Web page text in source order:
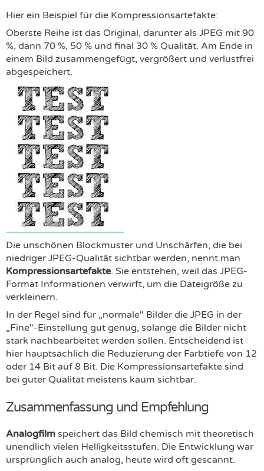
Hier ein Beispiel für die Kompressionsartefakte:
Oberste Reihe ist das Original, darunter als JPEG mit 90
%, dann 70 %, 50 % und final 30 % Qualität. Am Ende in
einem Bild zusammengefügt, vergrößert und verlustfrei
abgespeichert.
Die unschönen Blockmuster und Unschärfen, die bei
niedriger JPEG-Qualität sichtbar werden, nennt man
Kompressionsartefakte. Sie entstehen, weil das JPEG-
Format Informationen verwirft, um die Dateigröße zu
verkleinern.
In der Regel sind für „normale" Bilder die JPEG in der
„Fine"-Einstellung gut genug, solange die Bilder nicht
stark nachbearbeitet werden sollen. Entscheidend ist
hier hauptsächlich die Reduzierung der Farbtiefe von 12
oder 14 Bit auf 8 Bit. Die Kompressionsartefakte sind
bei guter Qualität meistens kaum sichtbar.
Zusammenfassung und Empfehlung
Analogfilm speichert das Bild chemisch mit theoretisch
unendlich vielen Helligkeitsstufen. Die Entwicklung war
ursprünglich auch analog, heute wird oft gescannt.